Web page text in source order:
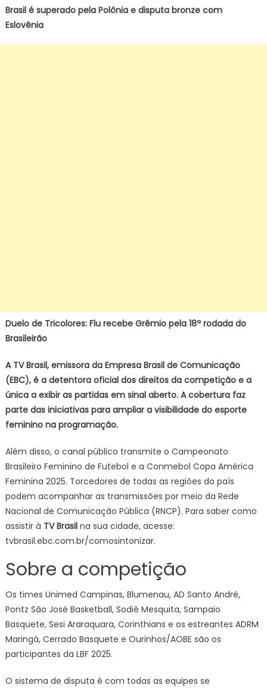
Brasil é superado pela Polônia e disputa bronze com
Eslovênia
Duelo de Tricolores: Flu recebe Grêmio pela 18ª rodada do
Brasileirão
A TV Brasil, emissora da Empresa Brasil de Comunicação
(EBC), é a detentora oficial dos direitos da competição e a
única a exibir as partidas em sinal aberto. A cobertura faz
parte das iniciativas para ampliar a visibilidade do esporte
feminino na programação.
Além disso, o canal público transmite o Campeonato
Brasileiro Feminino de Futebol e a Conmebol Copa América
Feminina 2025. Torcedores de todas as regiões do país
podem acompanhar as transmissões por meio da Rede
Nacional de Comunicação Pública (RNCP). Para saber como
assistir à TV Brasil na sua cidade, acesse:
tvbrasil.ebc.com.br/comosintonizar.
Sobre a competição
Os times Unimed Campinas, Blumenau, AD Santo André,
Pontz São José Basketball, Sodiê Mesquita, Sampaio
Basquete, Sesi Araraquara, Corinthians e os estreantes ADRM
Maringá, Cerrado Basquete e Ourinhos/AOBE são os
participantes da LBF 2025.
O sistema de disputa é com todas as equipes se